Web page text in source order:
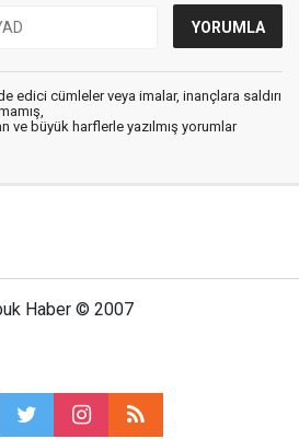
edici cümleler veya imalar, inançlara saldırı
ve büyük harflerle yazılmış yorumlar
Haber © 2007